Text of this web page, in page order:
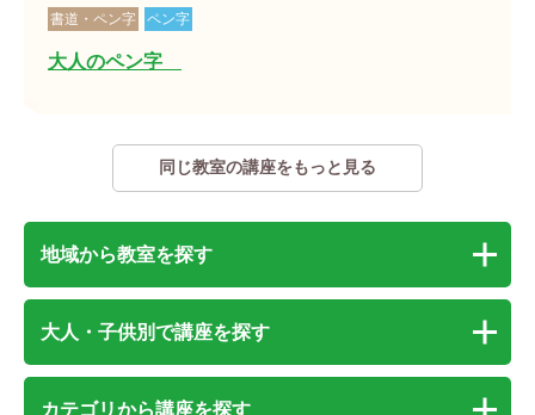
書道・ペン字 ペン字
大人のペン字
同じ教室の講座をもっと見る
地域から教室を探す
大人・子供別で講座を探す
カテゴリから講座を探す